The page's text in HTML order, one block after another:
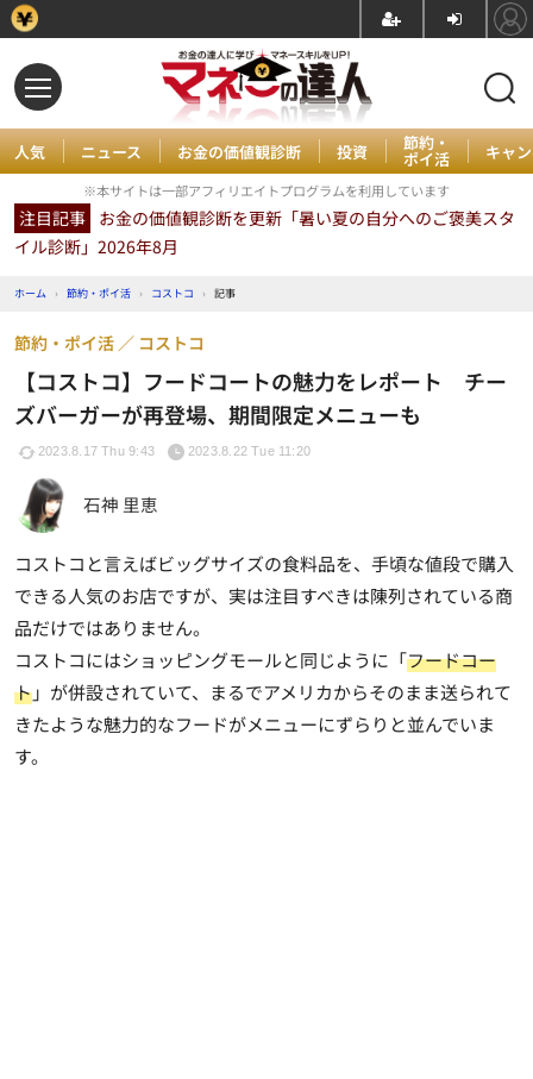
人気 ニュース お金の価値観診断 投資 節約・
ポイ活 キャ
※本サイトは一部アフィリエイトプログラムを利用しています
注目記事 お金の価値観診断を更新「暑い夏の自分へのご褒美スタ
イル診断」2026年8月
ホーム › 節約・ポイ活 › コストコ › 記事
【コストコ】フードコートの魅力をレポート チー
ズバーガーが再登場、期間限定メニューも
節約・ポイ活 コストコ
2023.8.17 Thu 9:43 2023.8.22 Tue 11:20
石神 里恵
コストコと言えばビッグサイズの食料品を、手頃な値段で購入
できる人気のお店ですが、実は注目すべきは陳列されている商
品だけではありません。
コストコにはショッピングモールと同じように「フードコー
ト」が併設されていて、まるでアメリカからそのまま送られて
きたような魅力的なフードがメニューにずらりと並んでいま
す。